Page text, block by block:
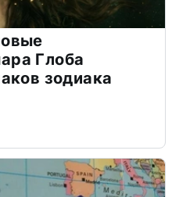
Глоба
зодиака